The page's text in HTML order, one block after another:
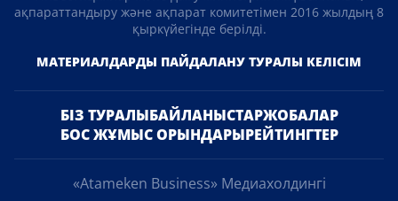
ақпараттандыру және ақпарат комитетімен 2016 жылдың 8
қыркүйегінде берілді.
МАТЕРИАЛДАРДЫ ПАЙДАЛАНУ ТУРАЛЫ КЕЛІСІМ
БІЗ ТУРАЛЫБАЙЛАНЫСТАРЖОБАЛАР
БОС ЖҰМЫС ОРЫНДАРЫРЕЙТИНГТЕР
«Atameken Business» Медиахолдингі